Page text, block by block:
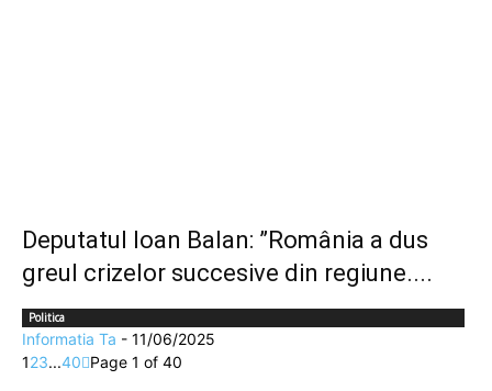
Deputatul Ioan Balan: ”România a dus
greul crizelor succesive din regiune....
Politica
Informatia Ta - 11/06/2025
123...40 Page 1 of 40